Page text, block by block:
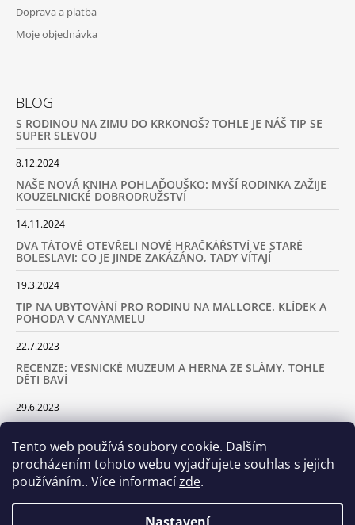
Tento web používá soubory cookie. Dalším
procházením tohoto webu vyjadřujete souhlas s jejich
používáním.. Více informacízde.
Doprava a platba
Moje objednávka
BLOG
S RODINOU NA ZIMU DO KRKONOŠ? TOHLE JE NÁŠ TIP SE
SUPER SLEVOU
8.12.2024
NAŠE NOVÁ KNIHA POHLAĎOUŠKO: MYŠÍ RODINKA ZAŽIJE
KOUZELNICKÉ DOBRODRUŽSTVÍ
14.11.2024
DVA TÁTOVÉ OTEVŘELI NOVÉ HRAČKÁŘSTVÍ VE STARÉ
BOLESLAVI: CO JE JINDE ZAKÁZÁNO, TADY VÍTAJÍ
19.3.2024
TIP NA UBYTOVÁNÍ PRO RODINU NA MALLORCE. KLÍDEK A
POHODA V CANYAMELU
22.7.2023
RECENZE: VESNICKÉ MUZEUM A HERNA ZE SLÁMY. TOHLE
DĚTI BAVÍ
29.6.2023
KOLIK VÁS TO BUDE STÁT
18.2.2023
ARCHIV